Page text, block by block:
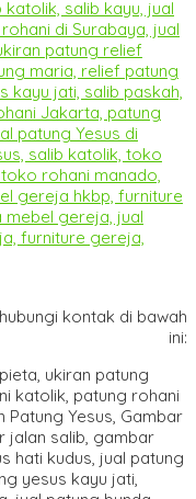
kontak di bawah
ini: